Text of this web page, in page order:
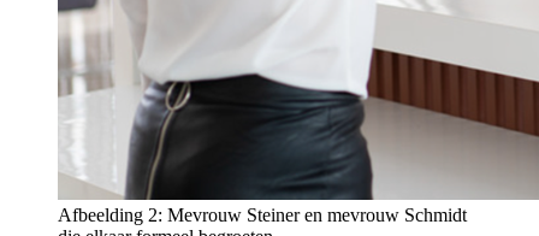
Afbeelding 2: Mevrouw Steiner en mevrouw Schmidt